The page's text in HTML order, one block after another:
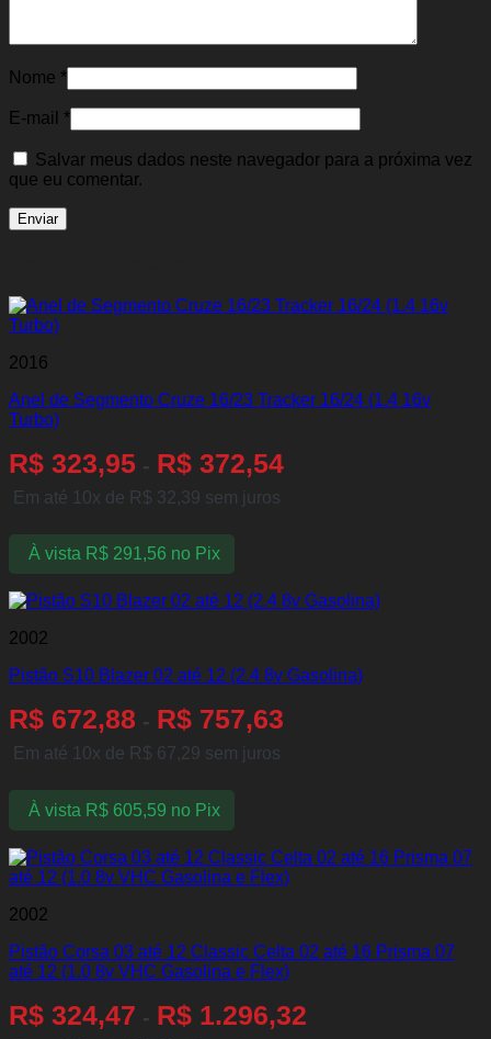
Nome *
E-mail *
Salvar meus dados neste navegador para a próxima vez
que eu comentar.
2016
Anel de Segmento Cruze 16/23 Tracker 16/24 (1.4 16v
Turbo)
R$ 323,95 - R$ 372,54
Em até 10x de R$ 32,39 sem juros
À vista R$291,56 no Pix
2002
Pistão S10 Blazer 02 até 12 (2.4 8v Gasolina)
R$ 672,88 - R$ 757,63
Em até 10x de R$ 67,29 sem juros
À vista R$605,59 no Pix
2002
Pistão Corsa 03 até 12 Classic Celta 02 até 16 Prisma 07
até 12 (1.0 8v VHC Gasolina e Flex)
R$ 324,47 - R$ 1.296,32